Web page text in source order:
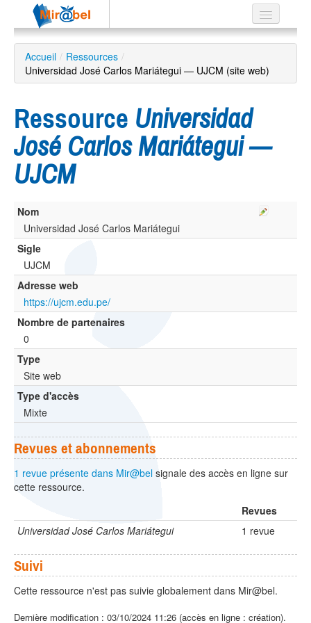
Le réseau
Soutien
Recherche
avancée
ES
?
Accueil / Ressources /
Universidad José Carlos Mariátegui — UJCM (site web)
Ressource Universidad
José Carlos Mariátegui —
UJCM
Nom
Universidad José Carlos Mariátegui
Sigle
UJCM
Adresse web
https://ujcm.edu.pe/
Nombre de partenaires
0
Type
Site web
Type d'accès
Mixte
Revues et abonnements
1 revue présente dans Mir@bel signale des accès en ligne sur
cette ressource.
Revues
Universidad José Carlos Mariátegui
1 revue
Suivi
Cette ressource n'est pas suivie globalement dans Mir@bel.
Dernière modification : 03/10/2024 11:26 (accès en ligne : création).